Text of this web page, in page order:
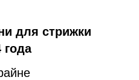
для стрижки
года